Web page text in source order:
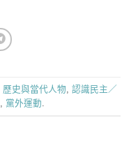
歷史與當代人物 認識民主／
黨外運動